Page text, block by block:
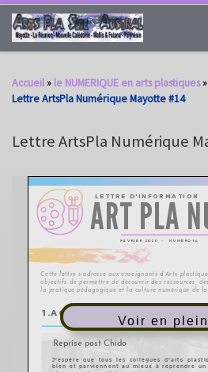
Passer au contenu
Accueil» le NUMERIQUE en arts plastiques»
Lettre ArtsPla Numérique Mayotte #14
Lettre ArtsPla Numérique
Voir en